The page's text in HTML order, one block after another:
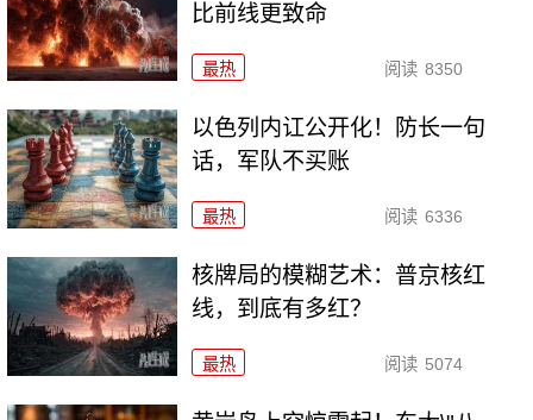
比前线更致命
最热 阅读 8350
以色列内讧公开化！防长一句
话，军队不买账
最热 阅读 6336
核牌局的模糊艺术：普京核红
线，到底有多红？
最热 阅读 5074